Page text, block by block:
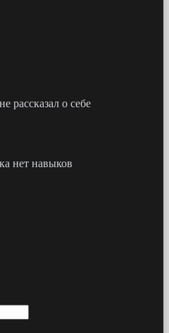
рассказал о себе
нет навыков